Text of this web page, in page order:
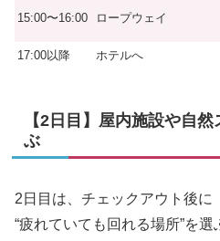
15:00〜16:00 ロープウェイ
17:00以降
ホテルへ
【2日目】屋内施設や自
ぶ
2日目は、チェックアウト後に
“疲れていても回れる場所”を選